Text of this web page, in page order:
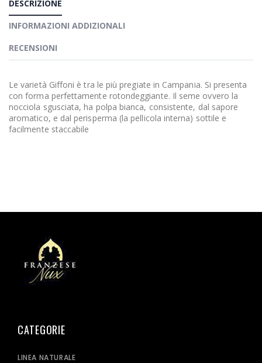
DESCRIZIONE
INFORMAZIONI ADDIZIONALI
RECENSIONI
Le varietà Giffoni è tra le più pregiate in Campania. Si presenta
con forma perfettamente rotondeggiante. Il seme ovvero la
nocciola sgusciata, ha polpa bianca, consistente, dal sapore
aromatico, e dal perisperma (la pellicola interna) sottile e
facilmente staccabile
CATEGORIE
LINEA NATURALE